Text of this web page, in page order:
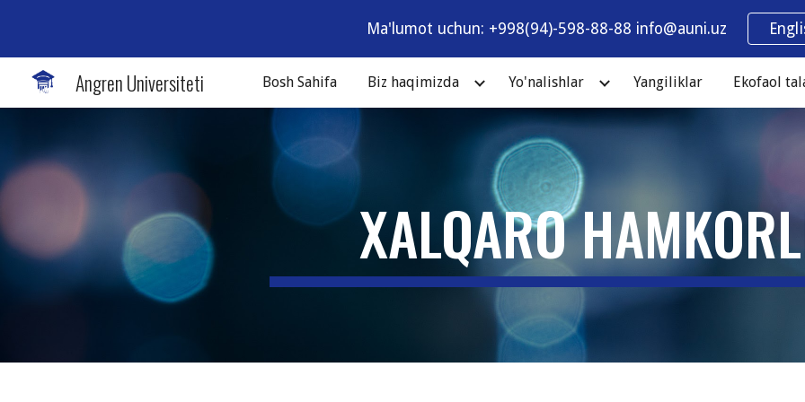
Skip to main content Skip to
Ma'lumot uchun: +998(94)-598-88-88 info@auni.uz
Angren Universiteti Bosh Sahifa Biz haqimizda Yo'nalishlar Yangiliklar Ekofaol
XALQARO